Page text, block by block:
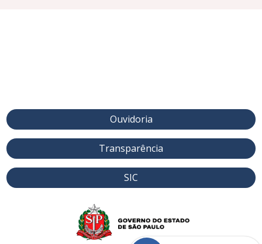
Ouvidoria
Transparência
SIC